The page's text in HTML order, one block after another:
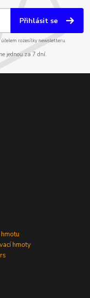
Přihlásit se
rozesílky newsletteru.
jednou za 7 dní.
hmoty